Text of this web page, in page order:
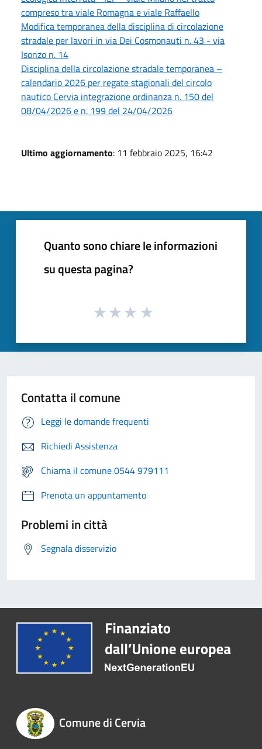
compreso tra viale Romagna e viale Raffaello
Modifica temporanea della disciplina di circolazione
stradale per lavori in via Dei Cosmonauti n. 43 - via
Isonzo n. 14
Disciplina della circolazione stradale temporanea –
calendario 2026 per regate stagionali del circolo
nautico Cervia integrazione ordinanza n. 150 del
08/04/2026 e n. 199 del 24/04/2026
Ultimo aggiornamento: 11 febbraio 2025, 16:42
Quanto sono chiare le informazioni
su questa pagina?
Contatta il comune
Leggi le domande frequenti
Richiedi Assistenza
Chiama il comune 0544 979111
Prenota un appuntamento
Problemi in città
Segnala disservizio
Comune di Cervia